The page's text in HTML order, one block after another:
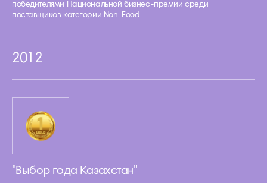
победителями Национальной бизнес-премии среди
поставщиков категории Non-Food
2012
"Выбор года Казахстан"